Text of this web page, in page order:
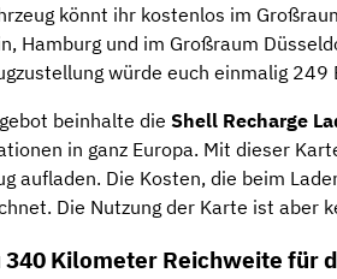
könnt ihr kostenlos im
Hamburg und im Großraum
würde euch einmalig
beinhalte die Shell Recharge
in ganz Europa. Mit dieser
aufladen. Die Kosten, die beim
Die Nutzung der Karte ist aber
340 Kilometer Reichweite für